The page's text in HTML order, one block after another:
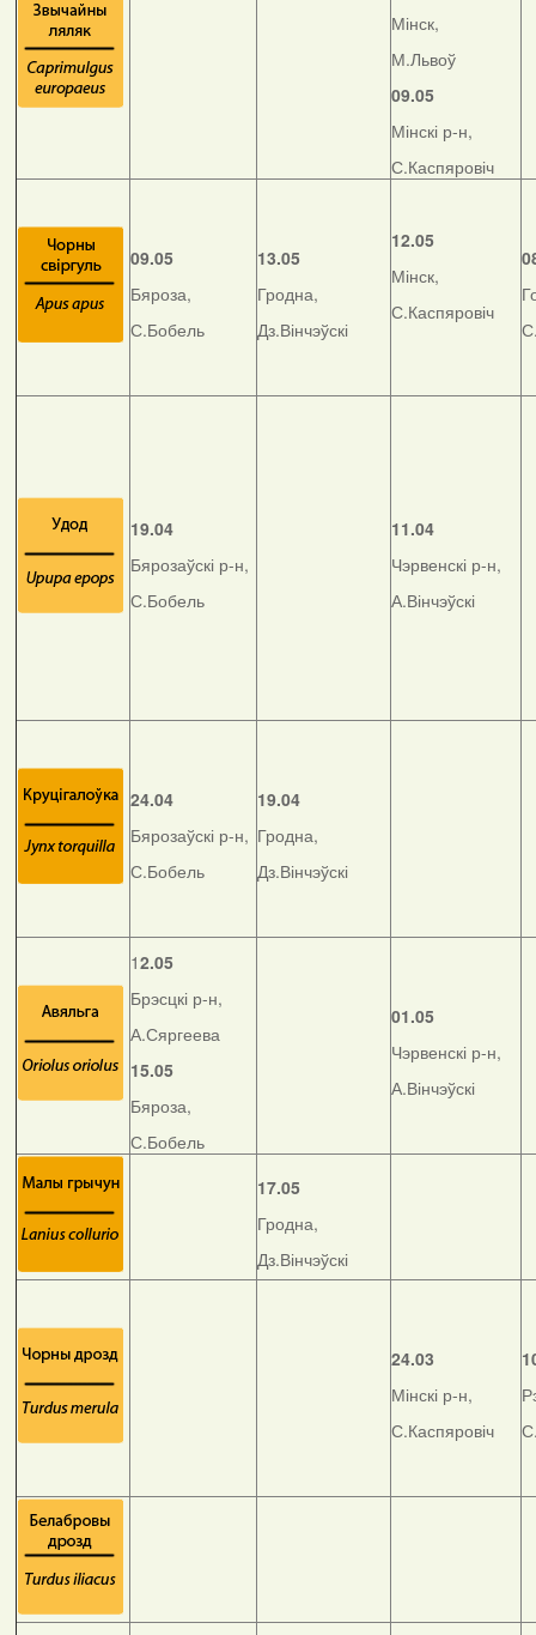
Мінск,
М.Львоў
09.05
Мінскі р-н,
С.Каспяровіч
09.05
Бяроза,
С.Бобель
13.05
Гродна,
Дз.Вінчэўскі
12.05
Мінск,
С.Каспяровіч
19.04
Бярозаўскі р-н,
С.Бобель
11.04
Чэрвенскі р-н,
А.Вінчэўскі
24.04
Бярозаўскі р-н,
С.Бобель
19.04
Гродна,
Дз.Вінчэўскі
12.05
Брэсцкі р-н,
А.Сяргеева
15.05
Бяроза,
С.Бобель
01.05
Чэрвенскі р-н,
А.Вінчэўскі
17.05
Гродна,
Дз.Вінчэўскі
24.03
Мінскі р-н,
С.Каспяровіч